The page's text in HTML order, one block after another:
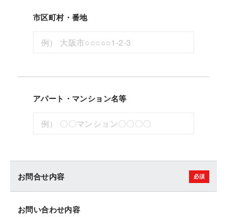
市区町村・番地
アパート・マンション名等
お問合せ内容
お問い合わせ内容